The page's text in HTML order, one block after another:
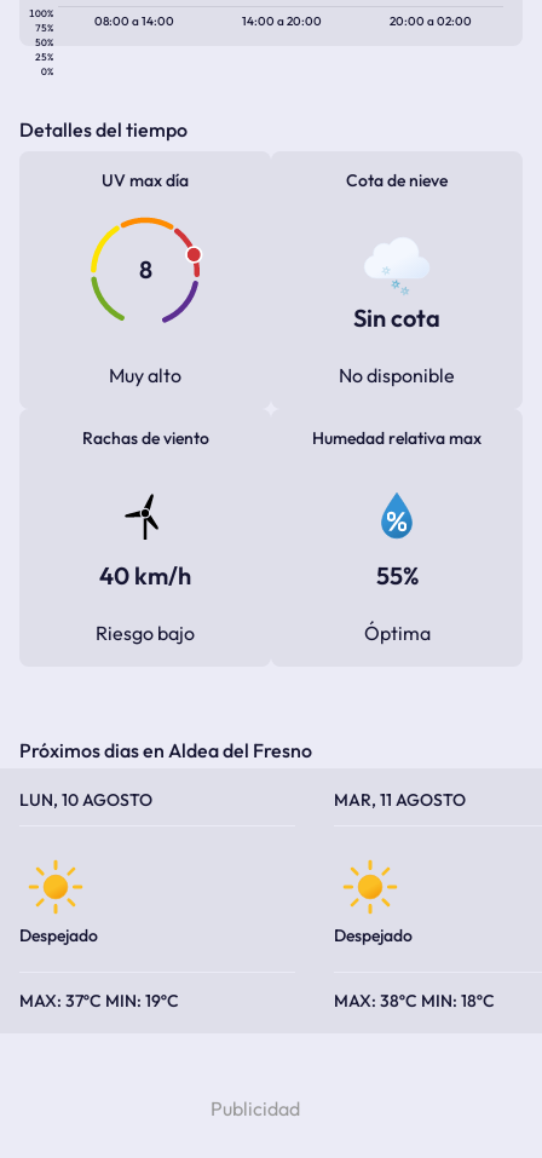
100%
75%
50%
25%
0%
08:00a14:00 14:00a20:00 20:00a02:00
Detalles del tiempo
UV max día
8
Muy alto
Cota de nieve
Sin cota
No disponible
Rachas de viento
40 km/h
Riesgo bajo
Humedad relativa max
55%
Óptima
Próximos dias en Aldea del Fresno
LUN, 10 AGOSTO
Despejado
37ºC 19ºC
MAR, 11 AGOSTO
Despejado
38ºC 18ºC